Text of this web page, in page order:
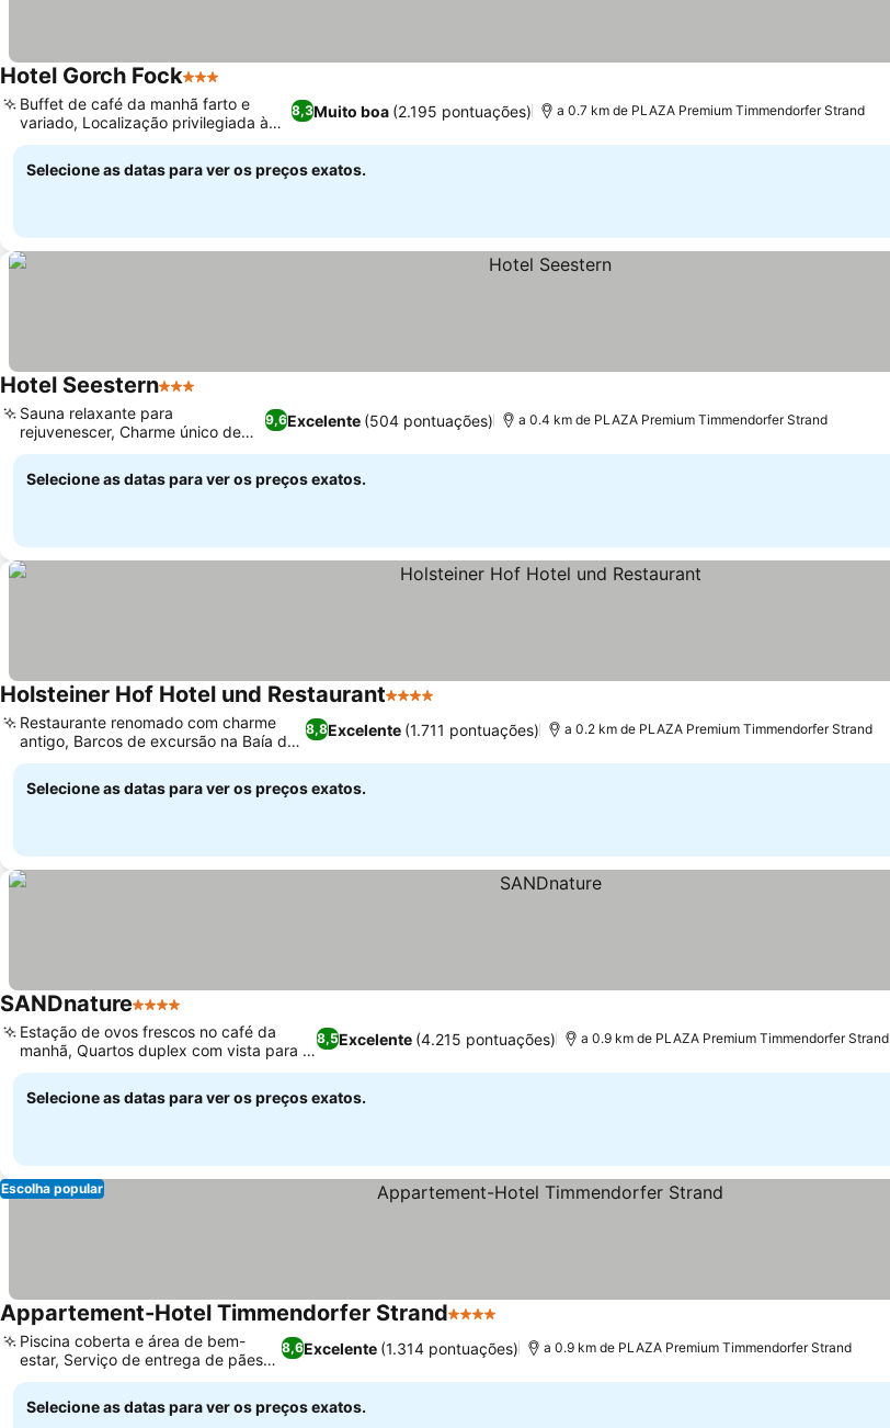
Hotel Gorch Fock3 Estrelas
8,3Muito boa (2.195 pontuações)
Buffet de café da manhã farto e
variado, Localização privilegiada à
beira-mar
a 0.7 km de PLAZA Premium Timmendorfer Strand
Selecione as datas para ver os preços exatos.
Hotel Seestern3 Estrelas
9,6Excelente (504 pontuações)
Sauna relaxante para
rejuvenescer, Charme único de
vila de praia
a 0.4 km de PLAZA Premium Timmendorfer Strand
Selecione as datas para ver os preços exatos.
Holsteiner Hof Hotel und Restaurant4 Estrelas
8,8Excelente (1.711 pontuações)
Restaurante renomado com charme
antigo, Barcos de excursão na Baía de
Lübeck
a 0.2 km de PLAZA Premium Timmendorfer Strand
Selecione as datas para ver os preços exatos.
SANDnature4 Estrelas
8,5Excelente (4.215 pontuações)
Estação de ovos frescos no café da
manhã, Quartos duplex com vista para o
Mar Báltico
a 0.9 km de PLAZA Premium Timmendorfer Strand
Selecione as datas para ver os preços exatos.
Escolha popular
Appartement-Hotel Timmendorfer Strand4 Estrelas
8,6Excelente (1.314 pontuações)
Piscina coberta e área de bem-
estar, Serviço de entrega de pães
frescos
a 0.9 km de PLAZA Premium Timmendorfer Strand
Selecione as datas para ver os preços exatos.